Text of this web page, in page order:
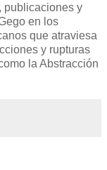
publicaciones y
en los
que atraviesa
y rupturas
la Abstracción